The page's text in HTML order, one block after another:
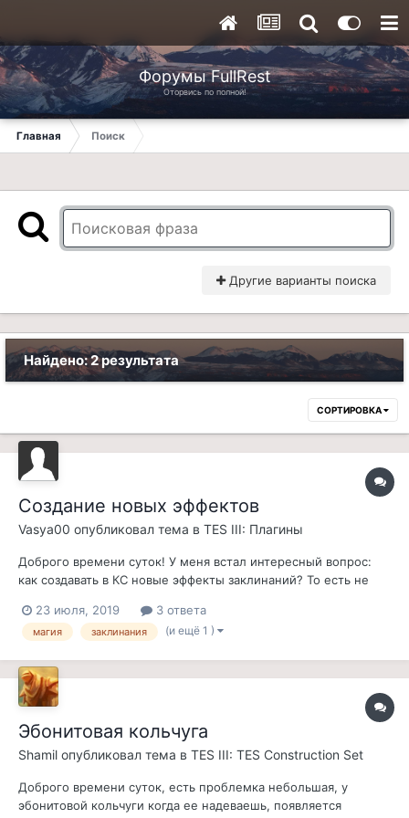
Форумы FullRest
Оторвись по полной!
Главная Поиск
Другие варианты поиска
Найдено: 2 результата
СОРТИРОВКА
Создание новых эффектов
Vasya00 опубликовал тема в TES III: Плагины
Доброго времени суток! У меня встал интересный вопрос:
как создавать в КС новые эффекты заклинаний? То есть не
должны выполняться уже существующие эффекты?
Собственно, промежуточная цель -- разобраться с
23 июля, 2019 3 ответа
магия заклинания (и ещё 1 )
Эбонитовая кольчуга
Shamil опубликовал тема в TES III: TES Construction Set
Доброго времени суток, есть проблемка небольшая, у
эбонитовой кольчуги когда ее надеваешь, появляется